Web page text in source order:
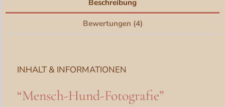
Beschreibung
Bewertungen (4)
INHALT & INFORMATIONEN
“Mensch-Hund-Fotografie”